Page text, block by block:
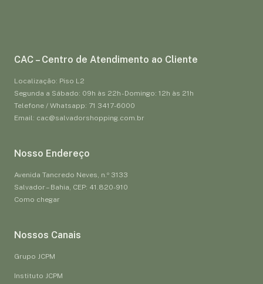
CAC – Centro de Atendimento ao Cliente
Localização: Piso L2
Segunda a Sábado: 09h às 22h - Domingo: 12h às 21h
Telefone / Whatsapp: 71 3417-6000
Email: cac@salvadorshopping.com.br
Nosso Endereço
Avenida Tancredo Neves, n.º 3133
Salvador – Bahia, CEP: 41.820-910
Como chegar
Nossos Canais
Grupo JCPM
Instituto JCPM